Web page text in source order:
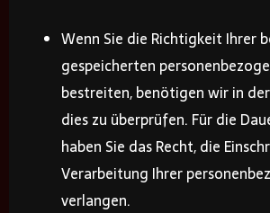
Wenn Sie die Richtigkeit Ihrer
gespeicherten
bestreiten, benötigen wir in
dies zu überprüfen. Für die
haben Sie das Recht, die
Verarbeitung Ihrer
verlangen.